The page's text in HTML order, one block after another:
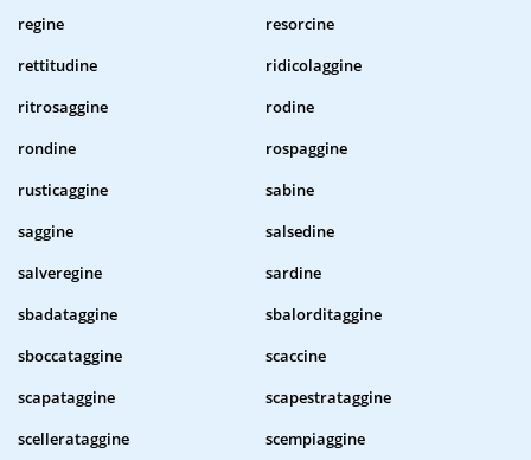
regine
resorcine
rettitudine
ridicolaggine
ritrosaggine
rodine
rondine
rospaggine
rusticaggine
sabine
saggine
salsedine
salveregine
sardine
sbadataggine
sbalorditaggine
sboccataggine
scaccine
scapataggine
scapestrataggine
scellerataggine
scempiaggine